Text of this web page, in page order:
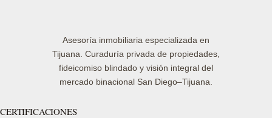
Asesoría inmobiliaria especializada en
Tijuana. Curaduría privada de propiedades,
fideicomiso blindado y visión integral del
mercado binacional San Diego–Tijuana.
CERTIFICACIONES